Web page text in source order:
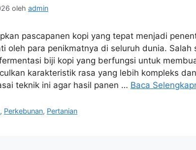
oleh admin
pascapanen kopi yang tepat menjadi
oleh para penikmatnya di seluruh dunia.
biji kopi yang berfungsi untuk
karakteristik rasa yang lebih kompleks
teknik ini agar hasil panen … Baca
, Perkebunan, Pertanian